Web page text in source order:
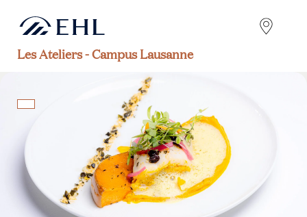
Les Ateliers - Campus Lausanne